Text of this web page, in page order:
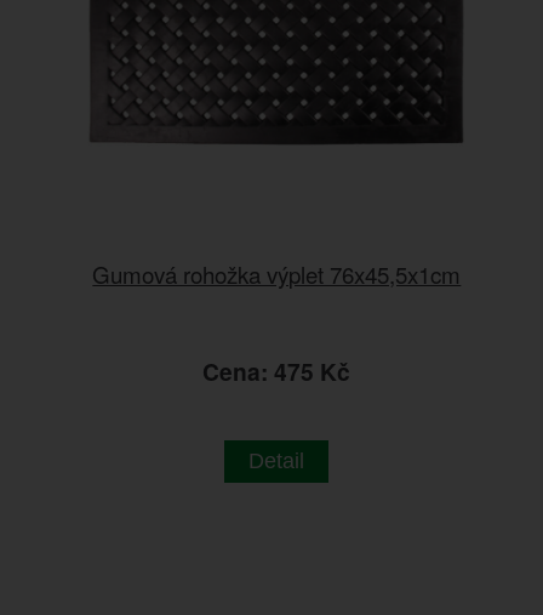
Gumová rohožka výplet 76x45,5x1cm
Cena: 475 Kč
Detail